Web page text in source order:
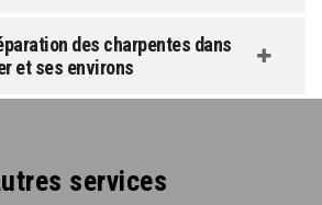
des charpentes dans
et ses environs
services